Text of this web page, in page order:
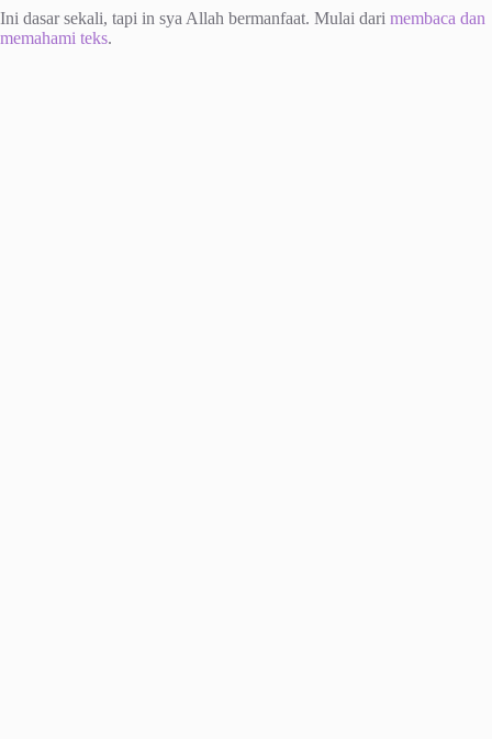
Ini dasar sekali, tapi in sya Allah bermanfaat. Mulai dari membaca dan
memahami teks.